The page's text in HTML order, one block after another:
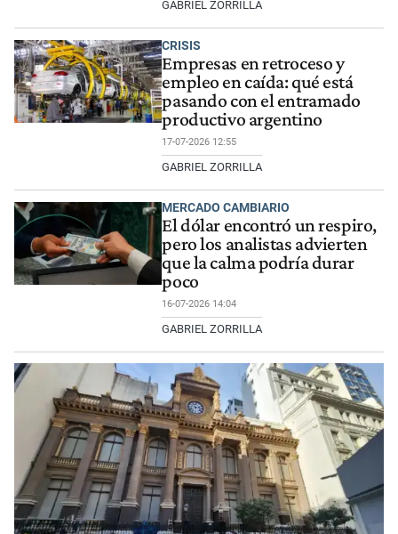
GABRIEL ZORRILLA
CRISIS
Empresas en retroceso y
empleo en caída: qué está
pasando con el entramado
productivo argentino
17-07-2026 12:55
GABRIEL ZORRILLA
MERCADO CAMBIARIO
El dólar encontró un respiro,
pero los analistas advierten
que la calma podría durar
poco
16-07-2026 14:04
GABRIEL ZORRILLA